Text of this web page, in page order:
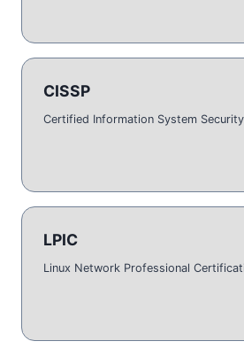
CISSP
Certified Information System
LPIC
Linux Network Professional